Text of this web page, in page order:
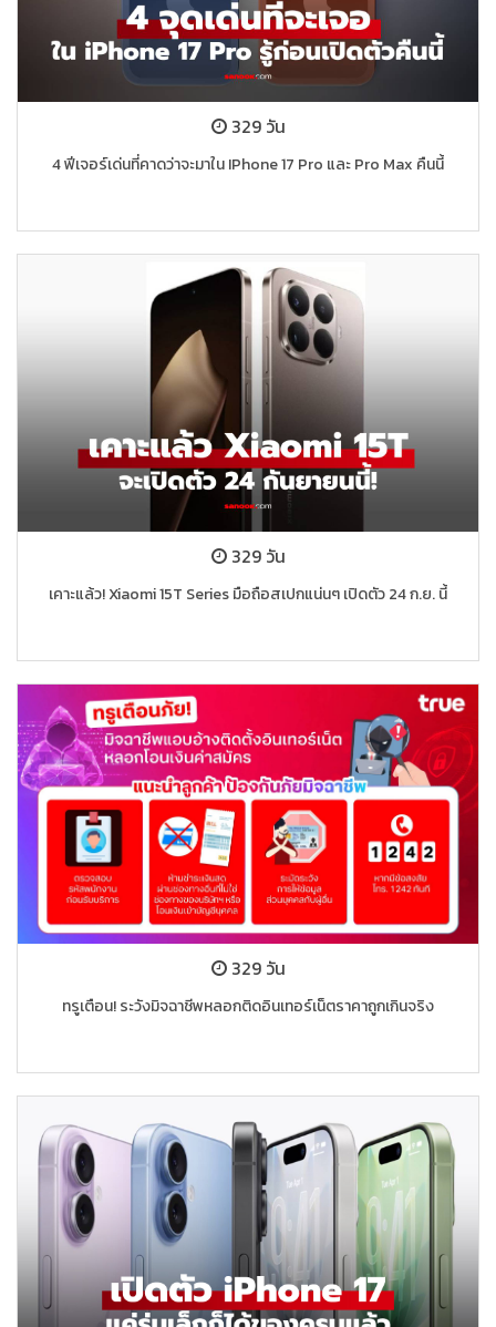
329 วัน
4 ฟีเจอร์เด่นที่คาดว่าจะมาใน IPhone 17 Pro และ Pro Max คืนนี้
329 วัน
เคาะแล้ว! Xiaomi 15T Series มือถือสเปกแน่นๆ เปิดตัว 24 ก.ย. นี้
329 วัน
ทรูเตือน! ระวังมิจฉาชีพหลอกติดอินเทอร์เน็ตราคาถูกเกินจริง